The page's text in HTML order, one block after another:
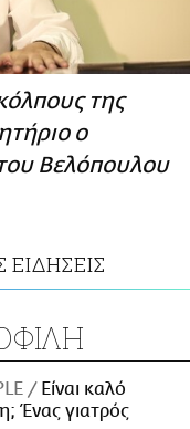
της
ο
Βελόπουλου
Είναι καλό
Ένας γιατρός